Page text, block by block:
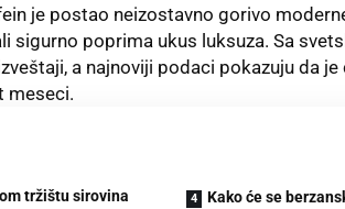
je postao neizostavno gorivo
sigurno poprima ukus luksuza. Sa
a najnoviji podaci pokazuju da
meseci.
tržištu sirovina
Kako će se